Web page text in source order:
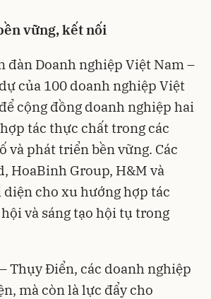
vững, kết nối
đàn Doanh nghiệp Việt Nam –
của 100 doanh nghiệp Việt
cộng đồng doanh nghiệp hai
tác thực chất trong các
và phát triển bền vững. Các
HoaBinh Group, H&M và
diện cho xu hướng hợp tác
và sáng tạo hội tụ trong
Thụy Điển, các doanh nghiệp
mà còn là lực đẩy cho